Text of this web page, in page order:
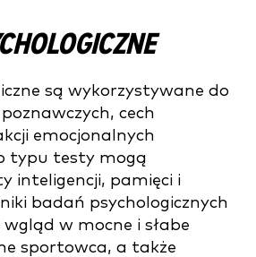
są wykorzystywane do
cech
emocjonalnych
typu testy mogą
inteligencji, pamięci i
badań psychologicznych
w mocne i słabe
sportowca, a także